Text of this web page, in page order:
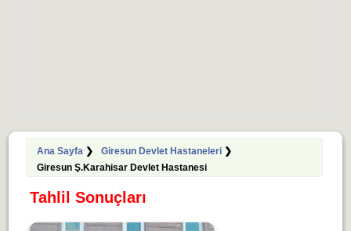
Ana Sayfa❯ Giresun Devlet Hastaneleri❯
Giresun Ş.Karahisar Devlet Hastanesi
Tahlil Sonuçları